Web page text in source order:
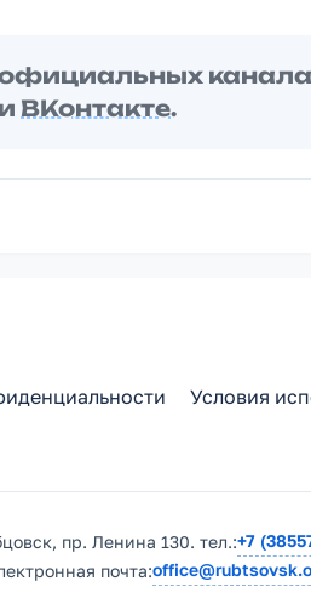
официальных
и ВКонтакте.
Условия
пр. Ленина 130. тел.:+7
почта: